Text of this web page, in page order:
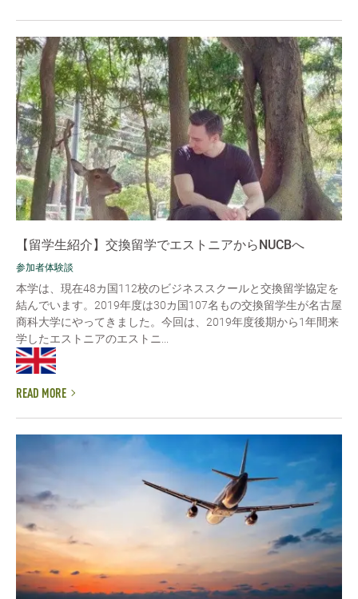
【留学生紹介】交換留学でエストニアからNUCBへ
参加者体験談
本学は、現在48カ国112校のビジネススクールと交換留学協定を
結んでいます。2019年度は30カ国107名もの交換留学生が名古屋
商科大学にやってきました。今回は、2019年度後期から1年間来
学したエストニアのエストニ...
READ MORE